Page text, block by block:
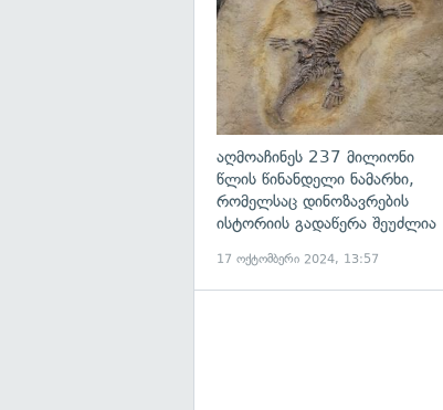
აღმოაჩინეს 237 მილიონი
წლის წინანდელი ნამარხი,
რომელსაც დინოზავრების
ისტორიის გადაწერა შეუძლია
17 ოქტომბერი 2024, 13:57